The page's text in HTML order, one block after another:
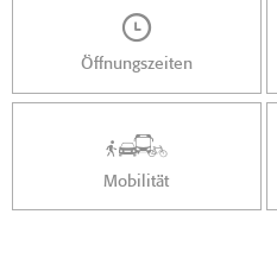
Öffnungszeiten
Mobilität